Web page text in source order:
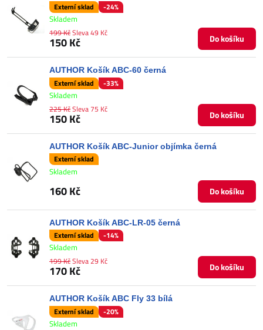
Externí sklad -24%
Skladem
150 Kč
199 KčSleva 49 Kč Do košíku
AUTHOR Košík ABC-60 černá
Externí sklad -33%
Skladem
150 Kč
225 KčSleva 75 Kč Do košíku
AUTHOR Košík ABC-Junior objímka černá
Externí sklad
Skladem
160 Kč Do košíku
AUTHOR Košík ABC-LR-05 černá
Externí sklad -14%
Skladem
170 Kč
199 KčSleva 29 Kč Do košíku
AUTHOR Košík ABC Fly 33 bílá
Externí sklad -20%
Skladem